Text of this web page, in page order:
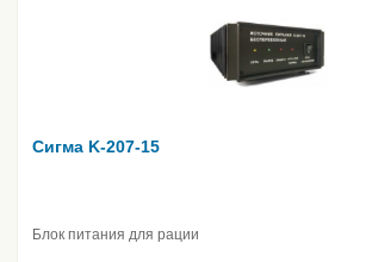
Сигма K-207-15
Блок питания для рации